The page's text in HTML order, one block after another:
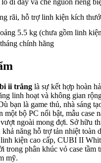
rãi, hỗ trợ linh kiện kích
5.5 kg (chưa gồm linh
chính hãng
ii trắng là sự kết hợp hoàn
linh hoạt và không gian
bạn là game thủ, nhà sáng
một bộ PC nổi bật, mẫu case
ngoài mong đợi. Sở hữu
khả năng hỗ trợ tản nhiệt toàn
linh kiện cao cấp, CUBI II
trong phân khúc vỏ case tầm
mỹ.